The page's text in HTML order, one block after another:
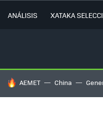
ANÁLISIS XATAKA
HOY SE HABLA DE
AEMET China